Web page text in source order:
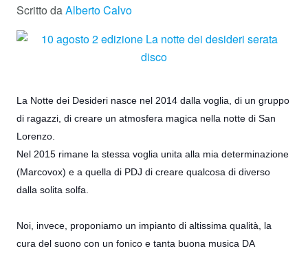
Scritto daAlberto Calvo
La Notte dei Desideri nasce nel 2014 dalla voglia, di un gruppo
di ragazzi, di creare un atmosfera magica nella notte di San
Lorenzo.
Nel 2015 rimane la stessa voglia unita alla mia determinazione
(Marcovox) e a quella di PDJ di creare qualcosa di diverso
dalla solita solfa.
Noi, invece, proponiamo un impianto di altissima qualità, la
cura del suono con un fonico e tanta buona musica DA